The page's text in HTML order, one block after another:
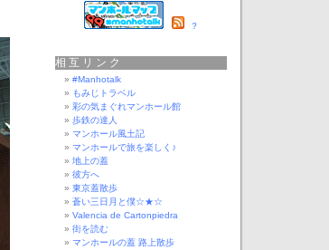
？
相互リンク
#Manhotalk
もみじトラベル
彩の気まぐれマンホール館
歩鉄の達人
マンホール風土記
マンホールで旅を楽しく♪
地上の蓋
彼方へ
東京蓋散歩
蒼い三日月と僕☆★☆
Valencia de Cartonpiedra
街を読む
マンホールの蓋 路上散歩